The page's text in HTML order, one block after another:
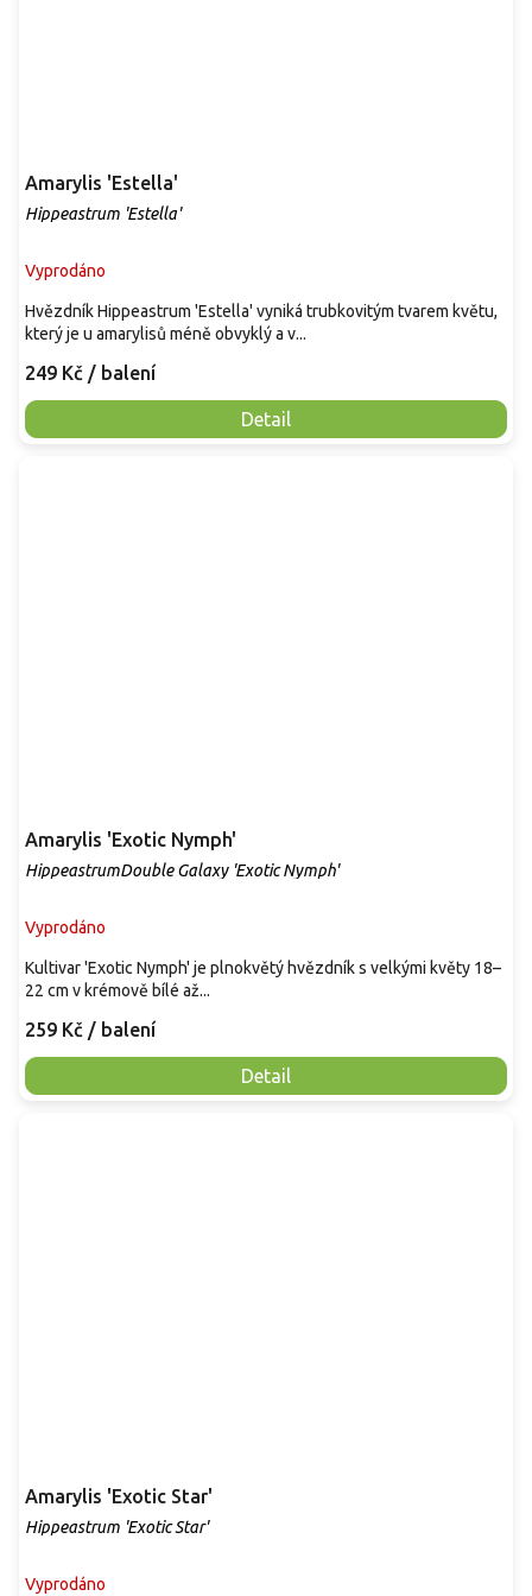
Amarylis 'Estella'
Hippeastrum 'Estella'
Vyprodáno
249 Kč / balení
Detail
Hvězdník Hippeastrum 'Estella' vyniká trubkovitým tvarem květu,
který je u amarylisů méně obvyklý a v...
Amarylis 'Exotic Nymph'
HippeastrumDouble Galaxy 'Exotic Nymph'
Vyprodáno
259 Kč / balení
Detail
Kultivar 'Exotic Nymph' je plnokvětý hvězdník s velkými květy 18–
22 cm v krémově bílé až...
Amarylis 'Exotic Star'
Hippeastrum 'Exotic Star'
Vyprodáno